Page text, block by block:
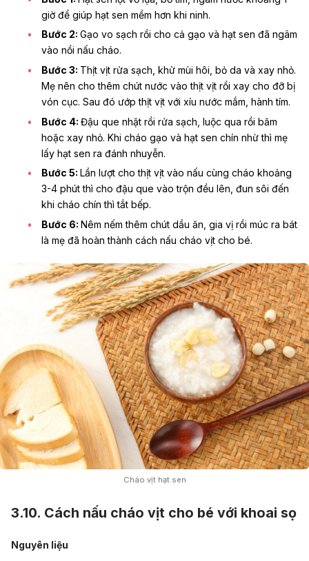
giờ để giúp hạt sen mềm hơn khi ninh.
Bước 2: Gạo vo sạch rồi cho cả gạo và hạt sen đã ngâm
vào nồi nấu cháo.
Bước 3: Thịt vịt rửa sạch, khử mùi hôi, bỏ da và xay nhỏ.
Mẹ nên cho thêm chút nước vào thịt vịt rồi xay cho đỡ bị
vón cục. Sau đó ướp thịt vịt với xíu nước mắm, hành tím.
Bước 4: Đậu que nhặt rồi rửa sạch, luộc qua rồi băm
hoặc xay nhỏ. Khi cháo gạo và hạt sen chín nhừ thì mẹ
lấy hạt sen ra đánh nhuyễn.
Bước 5: Lần lượt cho thịt vịt vào nấu cùng cháo khoảng
3-4 phút thì cho đậu que vào trộn đều lên, đun sôi đến
khi cháo chín thì tắt bếp.
Bước 6: Nêm nếm thêm chút dầu ăn, gia vị rồi múc ra bát
là mẹ đã hoàn thành cách nấu cháo vịt cho bé.
Cháo vịt hạt sen
3.10. Cách nấu cháo vịt cho bé với khoai sọ
Nguyên liệu